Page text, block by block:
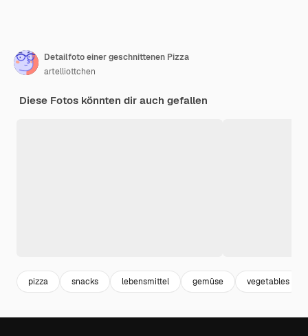
Detailfoto einer geschnittenen Pizza
artelliottchen
Diese Fotos könnten dir auch gefallen
pizza snacks lebensmittel gemüse vegetables